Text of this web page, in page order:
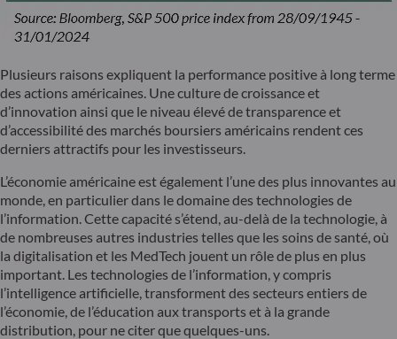
Plusieurs raisons expliquent la performance positive à long terme
des actions américaines. Une culture de croissance et
d’innovation ainsi que le niveau élevé de transparence et
d’accessibilité des marchés boursiers américains rendent ces
derniers attractifs pour les investisseurs.
L’économie américaine est également l’une des plus innovantes au
monde, en particulier dans le domaine des technologies de
l’information. Cette capacité s’étend, au-delà de la technologie, à
de nombreuses autres industries telles que les soins de santé, où
la digitalisation et les MedTech jouent un rôle de plus en plus
important. Les technologies de l’information, y compris
l’intelligence artificielle, transforment des secteurs entiers de
l’économie, de l’éducation aux transports et à la grande
distribution, pour ne citer que quelques-uns.